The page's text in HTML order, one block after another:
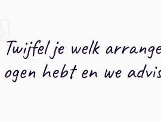
Twijfel je welk
ogen hebt en we